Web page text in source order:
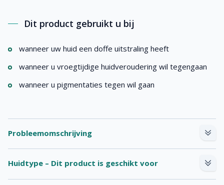
Dit product gebruikt u bij
wanneer uw huid een doffe uitstraling heeft
wanneer u vroegtijdige huidveroudering wil tegengaan
wanneer u pigmentaties tegen wil gaan
Probleemomschrijving
en ziet er futloos uit. Dit komt onder andere doordat de
collageen aanmaak verminderd. Door middel van de actieve
Huidtype – Dit product is geschikt voor